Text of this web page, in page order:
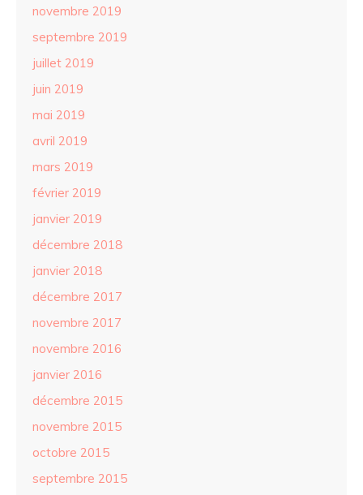
novembre 2019
septembre 2019
juillet 2019
juin 2019
mai 2019
avril 2019
mars 2019
février 2019
janvier 2019
décembre 2018
janvier 2018
décembre 2017
novembre 2017
novembre 2016
janvier 2016
décembre 2015
novembre 2015
octobre 2015
septembre 2015